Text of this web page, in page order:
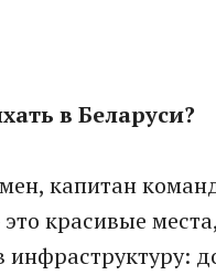
в Беларуси?
капитан
красивые
инфраструктуру: